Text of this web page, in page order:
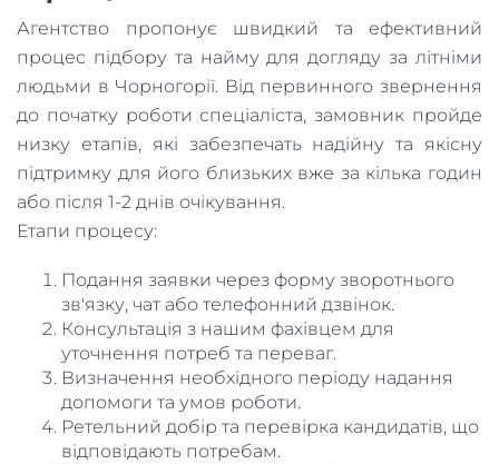
Агентство пропонує швидкий та ефективний
процес підбору та найму для догляду за літніми
людьми в Чорногорії. Від первинного звернення
до початку роботи спеціаліста, замовник пройде
низку етапів, які забезпечать надійну та якісну
підтримку для його близьких вже за кілька годин
або після 1-2 днів очікування.
Етапи процесу:
Подання заявки через форму зворотнього
зв'язку, чат або телефонний дзвінок.
Консультація з нашим фахівцем для
уточнення потреб та переваг.
Визначення необхідного періоду надання
допомоги та умов роботи.
Ретельний добір та перевірка кандидатів, що
відповідають потребам.